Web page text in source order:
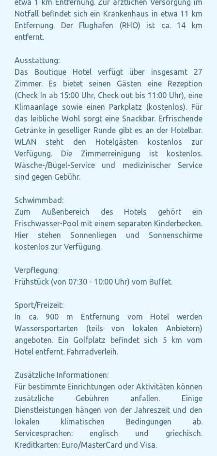
etwa 1 km Entfernung. Zur ärztlichen Versorgung im
Notfall befindet sich ein Krankenhaus in etwa 11 km
Entfernung. Der Flughafen (RHO) ist ca. 14 km
entfernt.
Ausstattung:
Das Boutique Hotel verfügt über insgesamt 27
Zimmer. Es bietet seinen Gästen eine Rezeption
(Check In ab 15:00 Uhr, Check out bis 11:00 Uhr), eine
Klimaanlage sowie einen Parkplatz (kostenlos). Für
das leibliche Wohl sorgt eine Snackbar. Erfrischende
Getränke in geselliger Runde gibt es an der Hotelbar.
WLAN steht den Hotelgästen kostenlos zur
Verfügung. Die Zimmerreinigung ist kostenlos.
Wäsche-/Bügel-Service und medizinischer Service
sind gegen Gebühr.
Schwimmbad:
Zum Außenbereich des Hotels gehört ein
Frischwasser-Pool mit einem separaten Kinderbecken.
Hier stehen Sonnenliegen und Sonnenschirme
kostenlos zur Verfügung.
Verpflegung:
Frühstück (von 07:30 - 10:00 Uhr) vom Buffet.
Sport/Freizeit:
In ca. 900 m Entfernung vom Hotel werden
Wassersportarten (teils von lokalen Anbietern)
angeboten. Ein Golfplatz befindet sich 5 km vom
Hotel entfernt. Fahrradverleih.
Zusätzliche Informationen:
Für bestimmte Einrichtungen oder Aktivitäten können
zusätzliche Gebühren anfallen. Einige
Dienstleistungen hängen von der Jahreszeit und den
lokalen klimatischen Bedingungen ab.
Servicesprachen: englisch und griechisch.
Kreditkarten: Euro/MasterCard und Visa.